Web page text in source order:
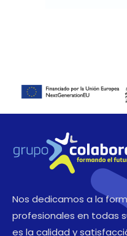
Nos dedicamos a la
profesionales en todas
es la calidad y